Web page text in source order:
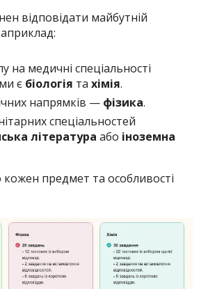
відповідати майбутній
на медичні спеціальності
є біологія тахімія.
напрямків — фізика.
спеціальностей
література або іноземна
предмет та особливості